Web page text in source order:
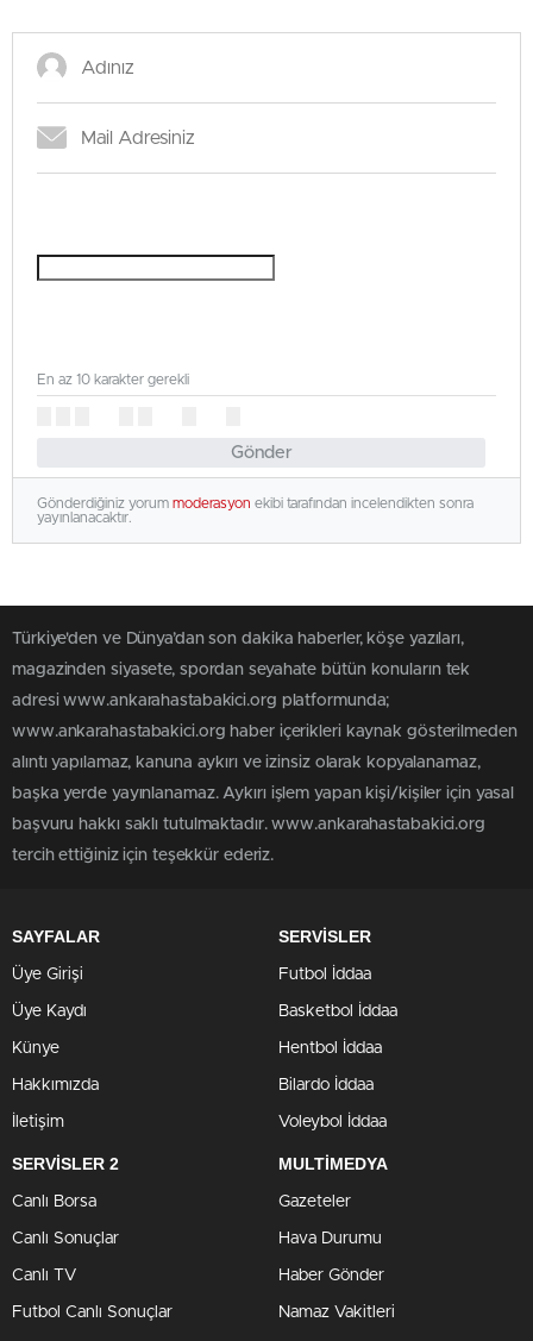
Gönder
En az 10 karakter gerekli
Gönderdiğiniz yorum moderasyon ekibi tarafından incelendikten sonra
yayınlanacaktır.
Türkiye'den ve Dünya’dan son dakika haberler, köşe yazıları,
magazinden siyasete, spordan seyahate bütün konuların tek
adresi www.ankarahastabakici.org platformunda;
www.ankarahastabakici.org haber içerikleri kaynak gösterilmeden
alıntı yapılamaz, kanuna aykırı ve izinsiz olarak kopyalanamaz,
başka yerde yayınlanamaz. Aykırı işlem yapan kişi/kişiler için yasal
başvuru hakkı saklı tutulmaktadır. www.ankarahastabakici.org
tercih ettiğiniz için teşekkür ederiz.
SAYFALAR
Üye Girişi
Üye Kaydı
Künye
Hakkımızda
İletişim
SERVİSLER
Futbol İddaa
Basketbol İddaa
Hentbol İddaa
Bilardo İddaa
Voleybol İddaa
SERVİSLER 2
Canlı Borsa
Canlı Sonuçlar
Canlı TV
Futbol Canlı Sonuçlar
MULTİMEDYA
Gazeteler
Hava Durumu
Haber Gönder
Namaz Vakitleri